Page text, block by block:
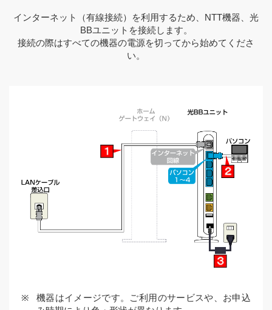
インターネット（有線接続）を利用するため、NTT機器、光
BBユニットを接続します。
接続の際はすべての機器の電源を切ってから始めてくださ
い。
機器はイメージです。ご利用のサービスや、お申込